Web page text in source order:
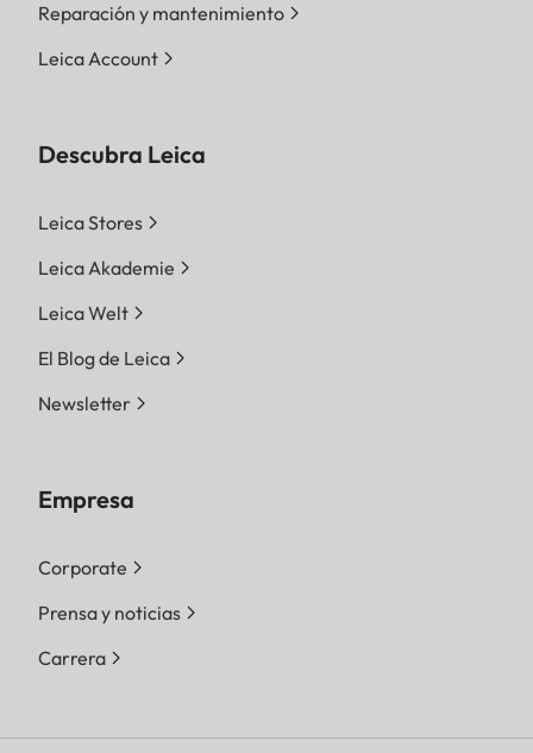
Reparación y mantenimiento
Leica Account
Descubra Leica
Leica Stores
Leica Akademie
Leica Welt
El Blog de Leica
Newsletter
Empresa
Corporate
Prensa y noticias
Carrera